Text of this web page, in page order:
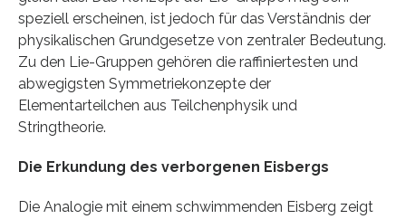
speziell erscheinen, ist jedoch für das Verständnis der
physikalischen Grundgesetze von zentraler Bedeutung.
Zu den Lie-Gruppen gehören die raffiniertesten und
abwegigsten Symmetriekonzepte der
Elementarteilchen aus Teilchenphysik und
Stringtheorie.
Die Erkundung des verborgenen Eisbergs
Die Analogie mit einem schwimmenden Eisberg zeigt